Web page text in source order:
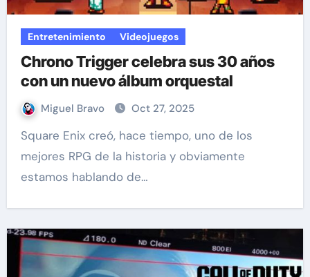
Entretenimiento Videojuegos
Chrono Trigger celebra sus 30 años
con un nuevo álbum orquestal
Miguel Bravo Oct 27, 2025
Square Enix creó, hace tiempo, uno de los
mejores RPG de la historia y obviamente
estamos hablando de…